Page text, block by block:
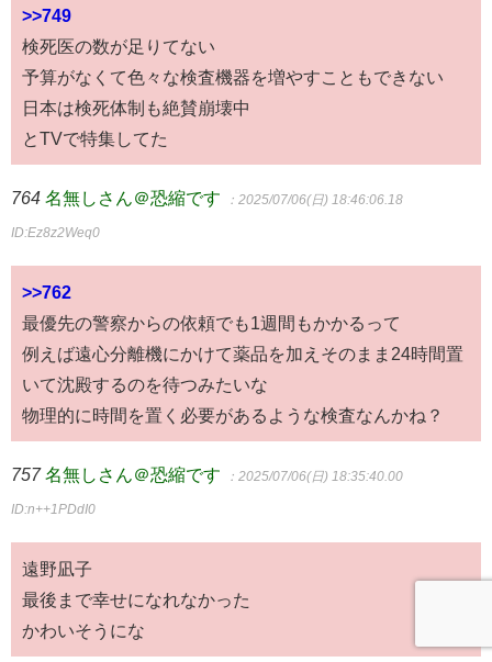
>>749
検死医の数が足りてない
予算がなくて色々な検査機器を増やすこともできない
日本は検死体制も絶賛崩壊中
とTVで特集してた
764 名無しさん＠恐縮です ：2025/07/06(日) 18:46:06.18
ID:Ez8z2Weq0
>>762
最優先の警察からの依頼でも1週間もかかるって
例えば遠心分離機にかけて薬品を加えそのまま24時間置
いて沈殿するのを待つみたいな
物理的に時間を置く必要があるような検査なんかね？
757 名無しさん＠恐縮です ：2025/07/06(日) 18:35:40.00
ID:n++1PDdI0
遠野凪子
最後まで幸せになれなかった
かわいそうにな